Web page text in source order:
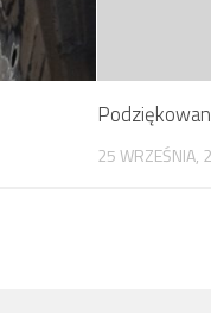
25 WRZEŚNIA,